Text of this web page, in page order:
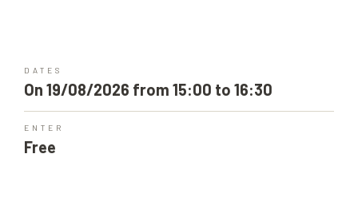
DATES
On 19/08/2026 from 15:00 to 16:30
ENTER
Free